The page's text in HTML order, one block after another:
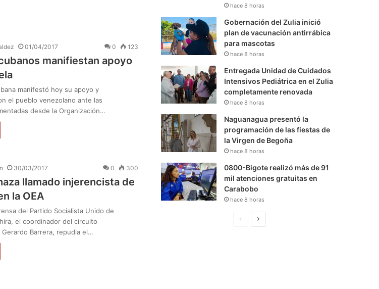
01/04/2017 0 123
manifiestan apoyo
manifestó hoy su apoyo y
el pueblo venezolano ante las
desde la Organización…
30/03/2017 0 300
llamado injerencista de
la OEA
del Partido Socialista Unido de
el coordinador del circuito
Barrera, repudia el…
hace 8 horas
Gobernación del Zulia inició
plan de vacunación antirrábica
para mascotas
hace 8 horas
Entregada Unidad de Cuidados
Intensivos Pediátrica en el Zulia
completamente renovada
hace 8 horas
Naguanagua presentó la
programación de las fiestas de
la Virgen de Begoña
hace 8 horas
0800-Bigote realizó más de 91
mil atenciones gratuitas en
Carabobo
hace 8 horas
S